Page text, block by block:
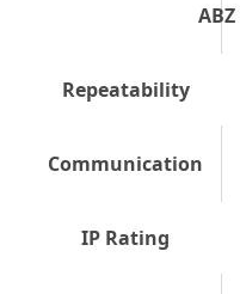
Repeatability
Communication
IP Rating